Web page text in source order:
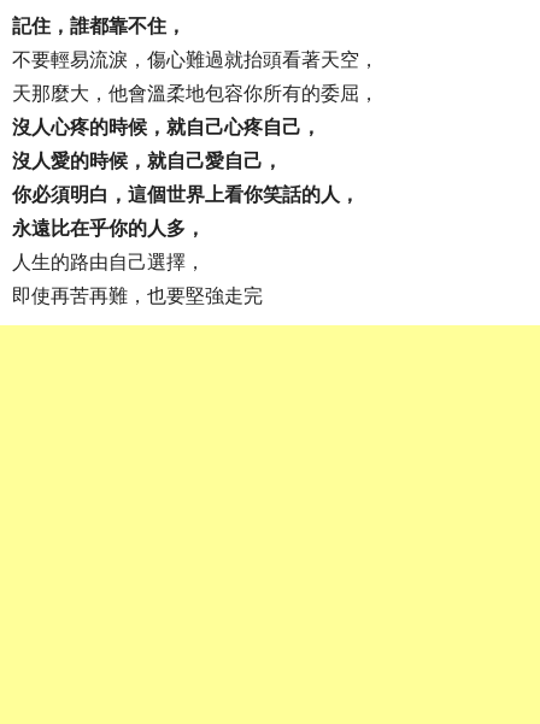
記住，誰都靠不住，
不要輕易流淚，傷心難過就抬頭看著天空，
天那麼大，他會溫柔地包容你所有的委屈，
沒人心疼的時候，就自己心疼自己，
沒人愛的時候，就自己愛自己，
你必須明白，這個世界上看你笑話的人，
永遠比在乎你的人多，
人生的路由自己選擇，
即使再苦再難，也要堅強走完